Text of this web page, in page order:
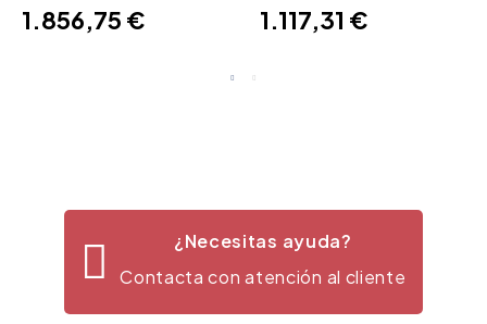
1.856,75 €
1.117,31 €
¿Necesitas ayuda?
Contacta con atención al cliente